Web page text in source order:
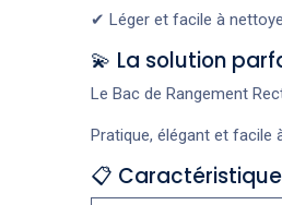
✔ Léger et facile à
💫 La solution
Le Bac de Rangement
Pratique, élégant et facile
📋